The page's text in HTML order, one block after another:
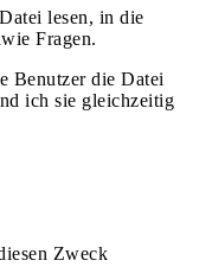
lesen, in die
Fragen.
Benutzer die Datei
ich sie gleichzeitig
Zweck